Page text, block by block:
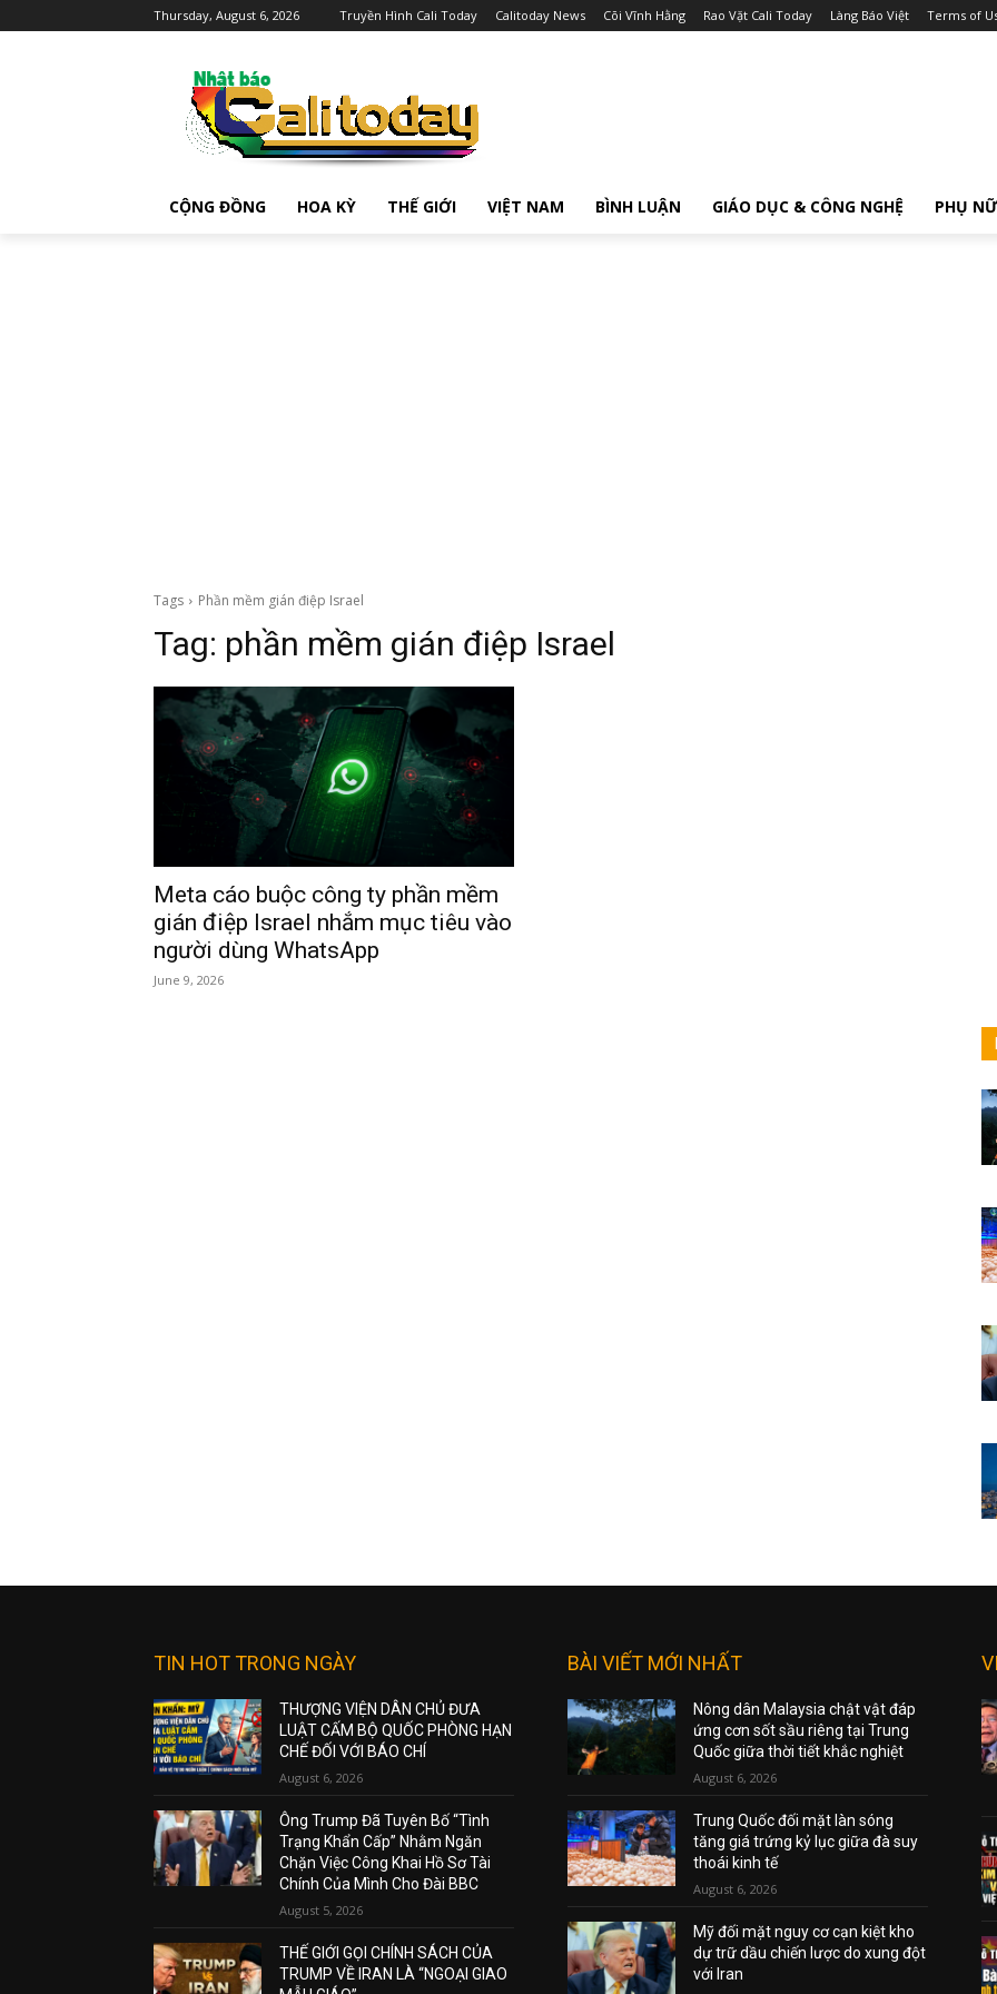
Thursday, August 6, 2026 Truyền Hình Cali Today Calitoday News Cõi Vĩnh Hằng Rao Vặt Cali Today Làng Báo Việt Terms of
CỘNG ĐỒNG HOA KỲ THẾ GIỚI VIỆT NAM BÌNH LUẬN GIÁO DỤC & CÔNG NGHỆ PHỤ NỮ
Tags Phần mềm gián điệp Israel
Tag: phần mềm gián điệp Israel
Meta cáo buộc công ty phần mềm
gián điệp Israel nhắm mục tiêu vào
người dùng WhatsApp
June 9, 2026
TIN HOT TRONG NGÀY
THƯỢNG VIỆN DÂN CHỦ ĐƯA
LUẬT CẤM BỘ QUỐC PHÒNG HẠN
CHẾ ĐỐI VỚI BÁO CHÍ
August 6, 2026
Ông Trump Đã Tuyên Bố “Tình
Trạng Khẩn Cấp” Nhằm Ngăn
Chặn Việc Công Khai Hồ Sơ Tài
Chính Của Mình Cho Đài BBC
August 5, 2026
THẾ GIỚI GỌI CHÍNH SÁCH CỦA
TRUMP VỀ IRAN LÀ “NGOẠI GIAO
BÀI VIẾT MỚI NHẤT
Nông dân Malaysia chật vật đáp
ứng cơn sốt sầu riêng tại Trung
Quốc giữa thời tiết khắc nghiệt
August 6, 2026
Trung Quốc đối mặt làn sóng
tăng giá trứng kỷ lục giữa đà suy
thoái kinh tế
August 6, 2026
Mỹ đối mặt nguy cơ cạn kiệt kho
dự trữ dầu chiến lược do xung đột
với Iran